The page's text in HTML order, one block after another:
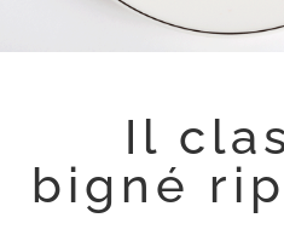
Il
bigné